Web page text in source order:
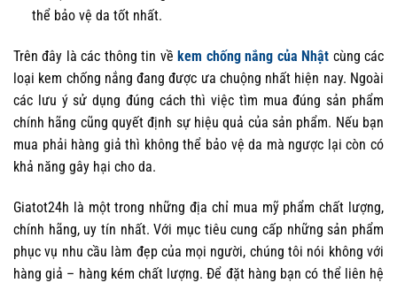
thể bảo vệ da tốt nhất.
Trên đây là các thông tin vềkem chống nắng của Nhật cùng các
loại kem chống nắng đang được ưa chuộng nhất hiện nay. Ngoài
các lưu ý sử dụng đúng cách thì việc tìm mua đúng sản phẩm
chính hãng cũng quyết định sự hiệu quả của sản phẩm. Nếu bạn
mua phải hàng giả thì không thể bảo vệ da mà ngược lại còn có
khả năng gây hại cho da.
Giatot24h là một trong những địa chỉ mua mỹ phẩm chất lượng,
chính hãng, uy tín nhất. Với mục tiêu cung cấp những sản phẩm
phục vụ nhu cầu làm đẹp của mọi người, chúng tôi nói không với
hàng giả – hàng kém chất lượng. Để đặt hàng bạn có thể liên hệ